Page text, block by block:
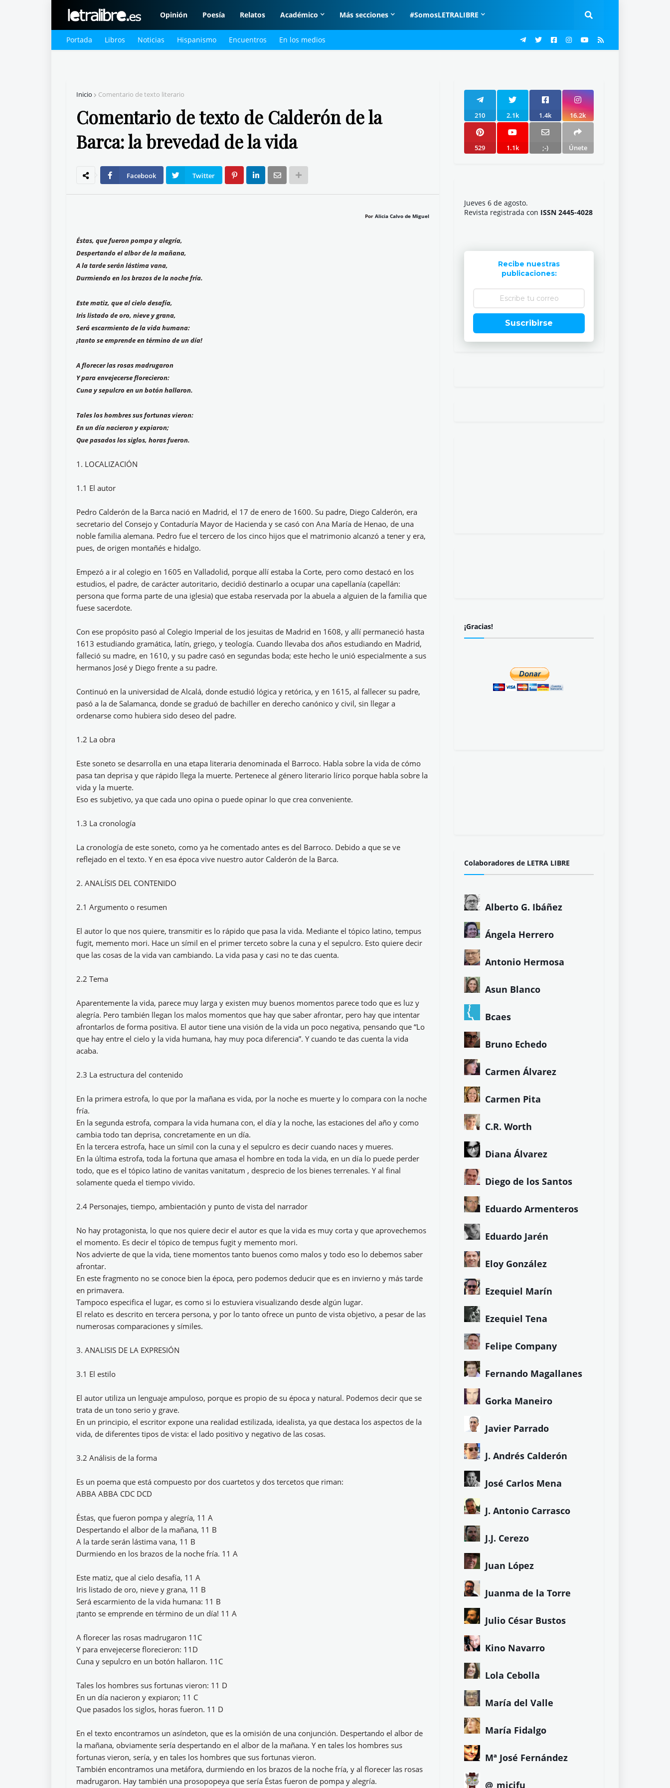
Opinión Poesía Relatos Académico Más secciones #SomosLETRALIBRE
Portada Libros Noticias Hispanismo Encuentros En los medios
Inicio Comentario de texto literario
Comentario de texto de Calderón de la
Barca: la brevedad de la vida
Facebook Twitter
Por Alicia Calvo de Miguel
Éstas, que fueron pompa y alegría,
Despertando el albor de la mañana,
A la tarde serán lástima vana,
Durmiendo en los brazos de la noche fría.
Este matiz, que al cielo desafía,
Iris listado de oro, nieve y grana,
Será escarmiento de la vida humana:
¡tanto se emprende en término de un día!
A florecer las rosas madrugaron
Y para envejecerse florecieron:
Cuna y sepulcro en un botón hallaron.
Tales los hombres sus fortunas vieron:
En un día nacieron y expiaron;
Que pasados los siglos, horas fueron.
1. LOCALIZACIÓN
1.1 El autor
Pedro Calderón de la Barca nació en Madrid, el 17 de enero de 1600. Su padre, Diego Calderón, era
secretario del Consejo y Contaduría Mayor de Hacienda y se casó con Ana María de Henao, de una
noble familia alemana. Pedro fue el tercero de los cinco hijos que el matrimonio alcanzó a tener y era,
pues, de origen montañés e hidalgo.
Empezó a ir al colegio en 1605 en Valladolid, porque allí estaba la Corte, pero como destacó en los
estudios, el padre, de carácter autoritario, decidió destinarlo a ocupar una capellanía (capellán:
persona que forma parte de una iglesia) que estaba reservada por la abuela a alguien de la familia que
fuese sacerdote.
Con ese propósito pasó al Colegio Imperial de los jesuitas de Madrid en 1608, y allí permaneció hasta
1613 estudiando gramática, latín, griego, y teología. Cuando llevaba dos años estudiando en Madrid,
falleció su madre, en 1610, y su padre casó en segundas boda; este hecho le unió especialmente a sus
hermanos José y Diego frente a su padre.
Continuó en la universidad de Alcalá, donde estudió lógica y retórica, y en 1615, al fallecer su padre,
pasó a la de Salamanca, donde se graduó de bachiller en derecho canónico y civil, sin llegar a
ordenarse como hubiera sido deseo del padre.
1.2 La obra
Este soneto se desarrolla en una etapa literaria denominada el Barroco. Habla sobre la vida de cómo
pasa tan deprisa y que rápido llega la muerte. Pertenece al género literario lírico porque habla sobre la
vida y la muerte.
Eso es subjetivo, ya que cada uno opina o puede opinar lo que crea conveniente.
1.3 La cronología
La cronología de este soneto, como ya he comentado antes es del Barroco. Debido a que se ve
reflejado en el texto. Y en esa época vive nuestro autor Calderón de la Barca.
2. ANALÍSIS DEL CONTENIDO
2.1 Argumento o resumen
El autor lo que nos quiere, transmitir es lo rápido que pasa la vida. Mediante el tópico latino, tempus
fugit, memento mori. Hace un símil en el primer terceto sobre la cuna y el sepulcro. Esto quiere decir
que las cosas de la vida van cambiando. La vida pasa y casi no te das cuenta.
2.2 Tema
Aparentemente la vida, parece muy larga y existen muy buenos momentos parece todo que es luz y
alegría. Pero también llegan los malos momentos que hay que saber afrontar, pero hay que intentar
afrontarlos de forma positiva. El autor tiene una visión de la vida un poco negativa, pensando que “Lo
que hay entre el cielo y la vida humana, hay muy poca diferencia”. Y cuando te das cuenta la vida
acaba.
2.3 La estructura del contenido
En la primera estrofa, lo que por la mañana es vida, por la noche es muerte y lo compara con la noche
fría.
En la segunda estrofa, compara la vida humana con, el día y la noche, las estaciones del año y como
cambia todo tan deprisa, concretamente en un día.
En la tercera estrofa, hace un símil con la cuna y el sepulcro es decir cuando naces y mueres.
En la última estrofa, toda la fortuna que amasa el hombre en toda la vida, en un día lo puede perder
todo, que es el tópico latino de vanitas vanitatum , desprecio de los bienes terrenales. Y al final
solamente queda el tiempo vivido.
2.4 Personajes, tiempo, ambientación y punto de vista del narrador
No hay protagonista, lo que nos quiere decir el autor es que la vida es muy corta y que aprovechemos
el momento. Es decir el tópico de tempus fugit y memento mori.
Nos advierte de que la vida, tiene momentos tanto buenos como malos y todo eso lo debemos saber
afrontar.
En este fragmento no se conoce bien la época, pero podemos deducir que es en invierno y más tarde
en primavera.
Tampoco especifica el lugar, es como si lo estuviera visualizando desde algún lugar.
El relato es descrito en tercera persona, y por lo tanto ofrece un punto de vista objetivo, a pesar de las
numerosas comparaciones y símiles.
3. ANALISIS DE LA EXPRESIÓN
3.1 El estilo
El autor utiliza un lenguaje ampuloso, porque es propio de su época y natural. Podemos decir que se
trata de un tono serio y grave.
En un principio, el escritor expone una realidad estilizada, idealista, ya que destaca los aspectos de la
vida, de diferentes tipos de vista: el lado positivo y negativo de las cosas.
3.2 Análisis de la forma
Es un poema que está compuesto por dos cuartetos y dos tercetos que riman:
ABBA ABBA CDC DCD
Éstas, que fueron pompa y alegría, 11 A
Despertando el albor de la mañana, 11 B
A la tarde serán lástima vana, 11 B
Durmiendo en los brazos de la noche fría. 11 A
Este matiz, que al cielo desafía, 11 A
Iris listado de oro, nieve y grana, 11 B
Será escarmiento de la vida humana: 11 B
¡tanto se emprende en término de un día! 11 A
A florecer las rosas madrugaron 11C
Y para envejecerse florecieron: 11D
Cuna y sepulcro en un botón hallaron. 11C
Tales los hombres sus fortunas vieron: 11 D
En un día nacieron y expiaron; 11 C
Que pasados los siglos, horas fueron. 11 D
En el texto encontramos un asíndeton, que es la omisión de una conjunción. Despertando el albor de
la mañana, obviamente sería despertando en el albor de la mañana. Y en tales los hombres sus
fortunas vieron, sería, y en tales los hombres que sus fortunas vieron.
También encontramos una metáfora, durmiendo en los brazos de la noche fría, y al florecer las rosas
madrugaron. Hay también una prosopopeya que sería Éstas fueron de pompa y alegría.
210 2.1k 1.4k 16.2k
529 1.1k ;-) Únete
Jueves 6 de agosto.
Revista registrada con ISSN 2445-4028
Recibe nuestras
publicaciones:
Suscribirse
¡Gracias!
Colaboradores de LETRA LIBRE
Alberto G. Ibáñez
Ángela Herrero
Antonio Hermosa
Asun Blanco
Bcaes
Bruno Echedo
Carmen Álvarez
Carmen Pita
C.R. Worth
Diana Álvarez
Diego de los Santos
Eduardo Armenteros
Eduardo Jarén
Eloy González
Ezequiel Marín
Ezequiel Tena
Felipe Company
Fernando Magallanes
Gorka Maneiro
Javier Parrado
J. Andrés Calderón
José Carlos Mena
J. Antonio Carrasco
J.J. Cerezo
Juan López
Juanma de la Torre
Julio César Bustos
Kino Navarro
Lola Cebolla
María del Valle
María Fidalgo
Mª José Fernández
@_micifu_